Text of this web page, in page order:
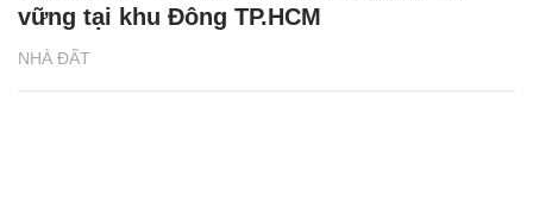
NHÀ ĐẤT
vững tại khu Đông TP.HCM